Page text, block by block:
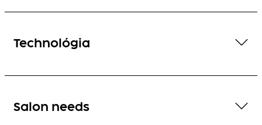
Technológia
Salon needs